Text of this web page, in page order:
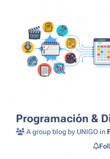
Programación &
A group blog by UNIGO in